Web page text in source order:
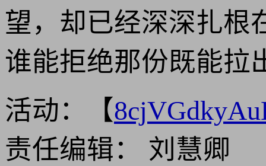
望，却已经深深扎根
谁能拒绝那份既能拉
活动：【
责任编辑： 刘慧卿